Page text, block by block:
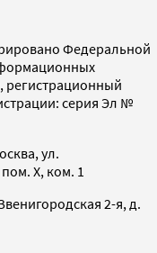
Федеральной
регистрационный
серия Эл №
ул.
X, ком. 1
2-я, д.